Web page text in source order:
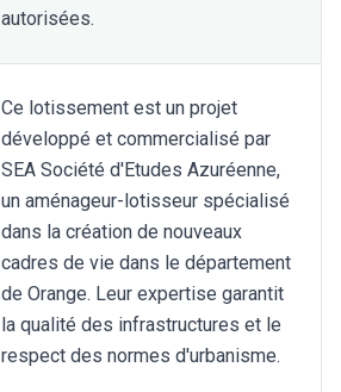
autorisées.
Ce lotissement est un projet
développé et commercialisé par
SEA Société d'Etudes Azuréenne,
un aménageur-lotisseur spécialisé
dans la création de nouveaux
cadres de vie dans le département
de Orange. Leur expertise garantit
la qualité des infrastructures et le
respect des normes d'urbanisme.